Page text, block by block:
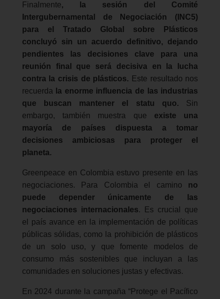
Finalmente, la sesión del Comité
Intergubernamental de Negociación (INC5)
para el Tratado Global sobre Plásticos
concluyó sin un acuerdo definitivo, dejando
pendientes las decisiones clave para una
reunión final que será decisiva en la lucha
contra la crisis de plásticos. Este resultado nos
recuerda la enorme influencia de las industrias
que buscan mantener el statu quo. Sin
embargo, también muestra que existe una
mayoría de países dispuesta a tomar
decisiones ambiciosas para proteger el
planeta.
Greenpeace en Colombia estuvo presente en las
negociaciones. Para Colombia el camino no
puede depender únicamente de las
negociaciones internacionales. Es crucial que
el país avance en la implementación de políticas
públicas sólidas, como la prohibición de plásticos
de un solo uso, y que fomente modelos de
consumo más sostenibles que incluyan a las
comunidades en soluciones justas y efectivas.
En 2024 durante la campaña “Protege el Pacífico